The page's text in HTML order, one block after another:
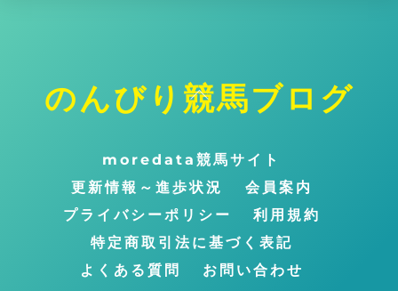
ト
ッ
のんびり競馬ブログ
moredata競馬サイト
更新情報～進歩状況
会員案内
プライバシーポリシー
利用規約
特定商取引法に基づく表記
よくある質問
お問い合わせ